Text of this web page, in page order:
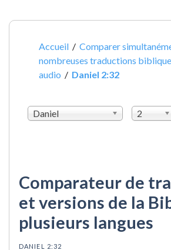
Accueil /Comparer
nombreuses traductions
audio / Daniel 2:32
Daniel 2
Comparateur de
et versions de la
plusieurs langues
DANIEL 2:32